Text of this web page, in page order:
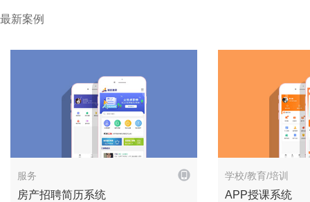
最新案例
解决方案
服务
房产招聘简历系统
学校/教育/培训
APP授课系统